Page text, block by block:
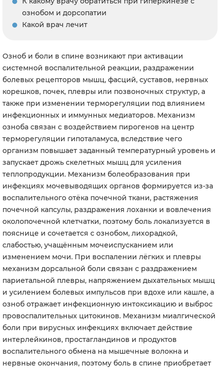
ознобом и дорсопатии
Какой врач лечит
Озноб и боли в спине возникают при активации
системной воспалительной реакции, раздражении
болевых рецепторов мышц, фасций, суставов, нервных
корешков, почек, плевры или позвоночных структур, а
также при изменении терморегуляции под влиянием
инфекционных и иммунных медиаторов. Механизм
озноба связан с воздействием пирогенов на центр
терморегуляции гипоталамуса, вследствие чего
организм повышает заданный температурный уровень и
запускает дрожь скелетных мышц для усиления
теплопродукции. Механизм болеобразования при
инфекциях мочевыводящих органов формируется из-за
воспалительного отёка почечной ткани, растяжения
почечной капсулы, раздражения лоханки и вовлечения
околопочечной клетчатки, поэтому боль локализуется в
пояснице и сочетается с ознобом, лихорадкой,
слабостью, учащённым мочеиспусканием или
изменением мочи. При воспалении лёгких и плевры
механизм дорсальной боли связан с раздражением
париетальной плевры, напряжением дыхательных мышц
и усилением болевых импульсов при вдохе или кашле, а
озноб отражает инфекционную интоксикацию и выброс
провоспалительных цитокинов. Механизм миалгической
боли при вирусных инфекциях включает действие
интерлейкинов, простагландинов и продуктов
воспалительного обмена на мышечные волокна и
нервные окончания, поэтому боль в спине приобретает